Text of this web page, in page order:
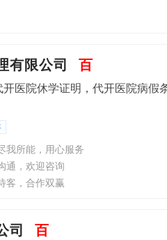
有限公司 百
医院休学证明，代开医院病假
我所能，用心服务
通，欢迎咨询
客，合作双赢
司 百